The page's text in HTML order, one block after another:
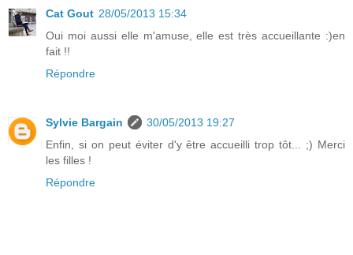
Cat Gout 28/05/2013 15:34
Oui moi aussi elle m'amuse, elle est très accueillante :)en
fait !!
Répondre
Sylvie Bargain
30/05/2013 19:27
Enfin, si on peut éviter d'y être accueilli trop tôt... ;) Merci
les filles !
Répondre